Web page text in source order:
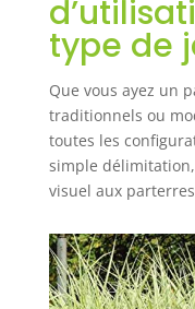
type de
Que vous ayez un
traditionnels ou
toutes les
simple
visuel aux